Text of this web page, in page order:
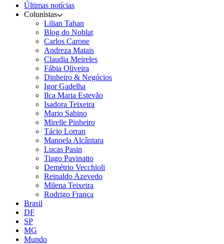
Últimas notícias
Colunistas
Lilian Tahan
Blog do Noblat
Carlos Carone
Andreza Matais
Claudia Meireles
Fábia Oliveira
Dinheiro & Negócios
Igor Gadelha
Ilca Maria Estevão
Isadora Teixeira
Mario Sabino
Mirelle Pinheiro
Tácio Lorran
Manoela Alcântara
Lucas Pasin
Tiago Pavinatto
Demétrio Vecchioli
Reinaldo Azevedo
Milena Teixeira
Rodrigo França
Brasil
DF
SP
MG
Mundo